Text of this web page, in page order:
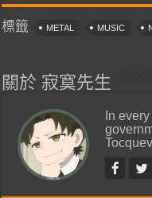
標籤 METAL MUSIC
關於 寂寞先生
In